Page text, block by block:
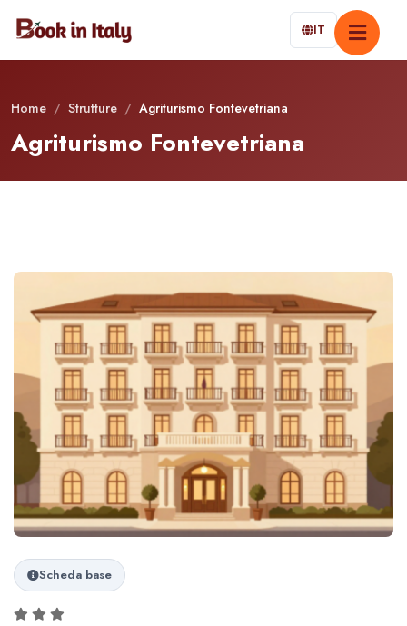
IT
Home / Strutture / Agriturismo Fontevetriana
Agriturismo Fontevetriana
Scheda base